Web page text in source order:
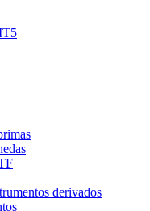
derivados